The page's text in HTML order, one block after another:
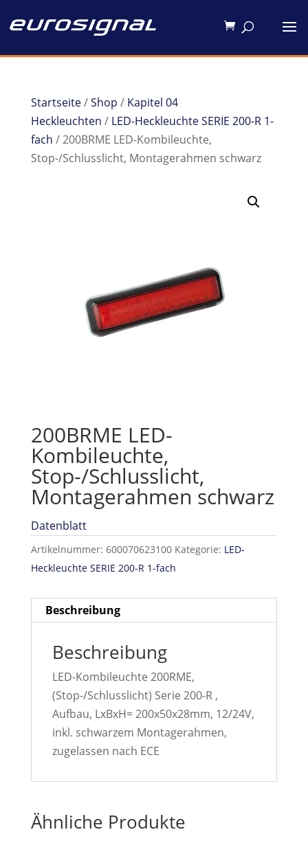
Startseite/Shop / Kapitel 04
Heckleuchten / LED-Heckleuchte SERIE 200-R 1-
fach / 200BRME LED-Kombileuchte,
Stop-/Schlusslicht, Montagerahmen schwarz
200BRME LED-
Kombileuchte,
Stop-/Schlusslicht,
Montagerahmen schwarz
Datenblatt
Artikelnummer: 600070623100 Kategorie: LED-
Heckleuchte SERIE 200-R 1-fach
Beschreibung
Beschreibung
LED-Kombileuchte 200RME,
(Stop-/Schlusslicht) Serie 200-R ,
Aufbau, LxBxH= 200x50x28mm, 12/24V,
inkl. schwarzem Montagerahmen,
zugelassen nach ECE
Ähnliche Produkte